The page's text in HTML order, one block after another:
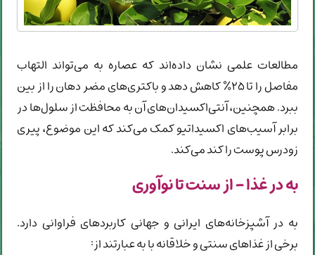
مطالعات علمی نشان داده‌اند که عصاره به می‌تواند التهاب
مفاصل را تا ۲۵٪ کاهش دهد و باکتری‌های مضر دهان را از بین
ببرد. همچنین، آنتی‌اکسیدان‌های آن به محافظت از سلول‌ها در
برابر آسیب‌های اکسیداتیو کمک می‌کند که این موضوع، پیری
زودرس پوست را کند می‌کند.
به در غذا - از سنت تا نوآوری
به در آشپزخانه‌های ایرانی و جهانی کاربردهای فراوانی دارد.
برخی از غذاهای سنتی و خلاقانه با به عبارتند از: